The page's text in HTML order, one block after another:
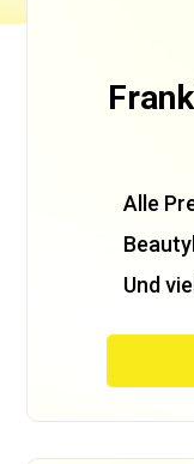
Alle
Und